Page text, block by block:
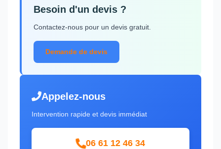
Besoin d'un devis ?
Contactez-nous pour un devis gratuit.
Demande de devis
Appelez-nous
Intervention rapide et devis immédiat
06 61 12 46 34